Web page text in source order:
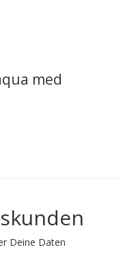
med
Deine Daten